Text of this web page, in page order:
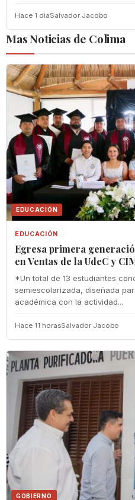
Hace 1 diaSalvador Jacobo
Mas Noticias de Colima
EDUCACIÓN
EDUCACIÓN
Egresa primera
en Ventas de la UdeC y
*Un total de 13 estudiantes
semiescolarizada, diseñada
académica con la actividad...
Hace 11 horasSalvador Jacobo
GOBIERNO